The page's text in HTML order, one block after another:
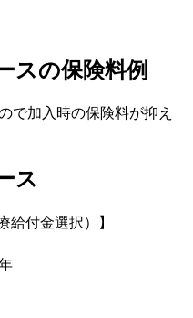
スの保険料例
で加入時の保険料が抑え
ス
給付金選択）】